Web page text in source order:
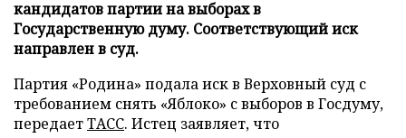
кандидатов партии на выборах в
Государственную думу. Соответствующий иск
направлен в суд.
Партия «Родина» подала иск в Верховный суд с
требованием снять «Яблоко» с выборов в Госдуму,
передаетТАСС. Истец заявляет, что